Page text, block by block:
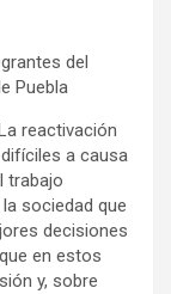
del
Puebla
reactivación
a causa
trabajo
sociedad que
decisiones
en estos
y, sobre